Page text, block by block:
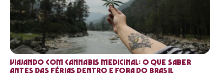
Viajando com cannabis medicinal: o que saber
antes das férias dentro e fora do Brasil